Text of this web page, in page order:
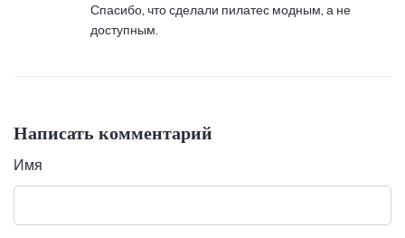
Спасибо, что сделали пилатес модным, а не
доступным.
Написать комментарий
Имя